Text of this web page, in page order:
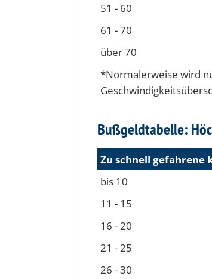
51 - 60
61 - 70
über 70
*Normalerweise wird
Bußgeldtabelle:
Zu schnell gefah­rene
bis 10
11 - 15
16 - 20
21 - 25
26 - 30